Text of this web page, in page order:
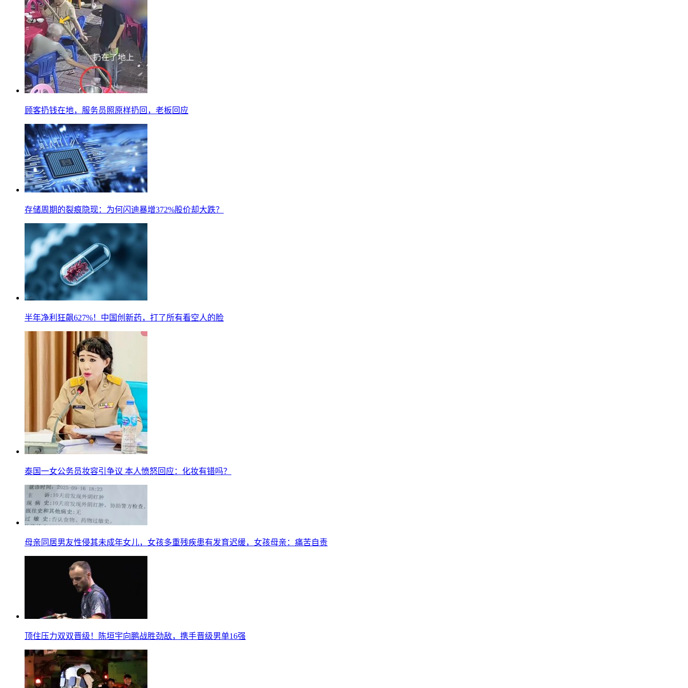
顾客扔钱在地，服务员照原样扔回，老板回应
存储周期的裂痕隐现：为何闪迪暴增372%股价却大跌？
半年净利狂飙627%！中国创新药，打了所有看空人的脸
泰国一女公务员妆容引争议 本人愤怒回应：化妆有错吗？
母亲同居男友性侵其未成年女儿，女孩多重残疾患有发育迟缓，女孩母亲：痛苦自责
顶住压力双双晋级！陈垣宇向鹏战胜劲敌，携手晋级男单16强